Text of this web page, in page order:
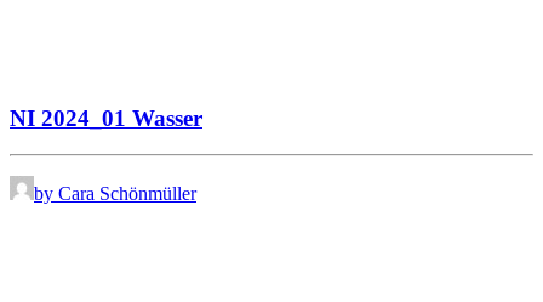
NI 2024_01 Wasser
by Cara Schönmüller